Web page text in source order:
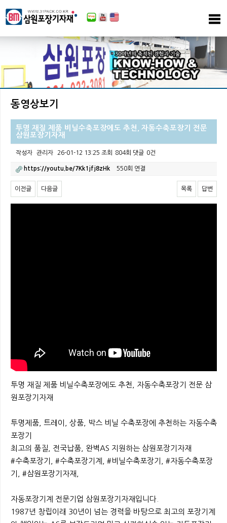
동영상보기
투명 재질 제품 비닐수축포장에도 추천, 자동수축포장기 전문
삼원포장기자재
작성자 관리자 26-01-12 13:25 조회 804회 댓글 0건
https://youtu.be/7Kk1jfj8zHk 550회 연결
이전글 다음글 목록 답변
투명 재질 제품 비닐수축포장에도 추천, 자동수축포장기 전문 삼
원포장기자재
투명제품, 트레이, 상품, 박스 비닐 수축포장에 추천하는 자동수축
포장기
최고의 품질, 전국납품, 완벽AS 지원하는 삼원포장기자재
#수축포장기, #수축포장기계, #비닐수축포장기, #자동수축포장
기, #삼원포장기자재,
자동포장기계 전문기업 삼원포장기자재입니다.
1987년 창립이래 30년이 넘는 경력을 바탕으로 최고의 포장기계